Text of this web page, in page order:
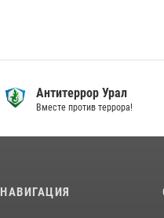
Антитеррор Урал
Вместе против террора!
НАВИГАЦИЯ